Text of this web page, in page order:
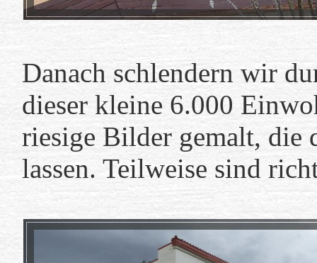
Danach schlendern wir
dieser kleine 6.000
riesige Bilder gemalt, die
lassen. Teilweise sind